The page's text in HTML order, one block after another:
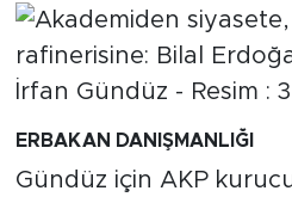
ERBAKAN DANIŞMANLIĞI
Gündüz için AKP